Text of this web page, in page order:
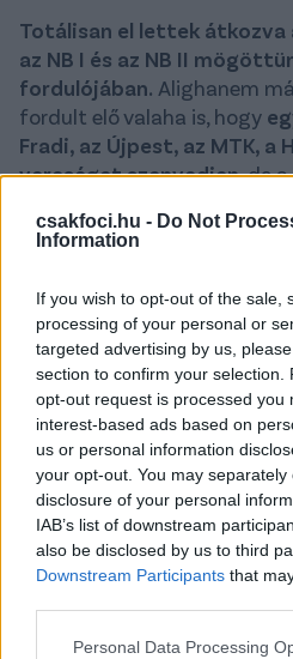
csakfoci.hu - Do Not
Information
If you wish to opt-out of the sale,
processing of your personal or
targeted advertising by us,
section to confirm your selection.
opt-out request is processed you
interest-based ads based on
us or personal information
your opt-out. You may
disclosure of your personal
IAB’s list of downstream
also be disclosed by us to third
Downstream Participants that
Please note that this website/app
Personal Data Processing
Totálisan el lettek
az NB I és az NB II
fordulójában. Alighanem
fordult elő valaha is, hogy
Fradi, az Újpest, az MTK, a
vereséget szenvedjen, de
Az élvonalban 3/0-ztak a
kapott ki - azöld-fehérek a
2), a lilák a Kisvárdától (0-1),
ETO mért alapos verést,
vége.
A másodosztályban is
csapatok: aVasasaz újonc
Ajka otthonában
0), de pont nélkül maradt a
Békéscsaba verte őket 2-1-
(Csákváron 2-0). A teljes NB
mezőnybenegyedül a
fővárosiként, Lipcsei Péter